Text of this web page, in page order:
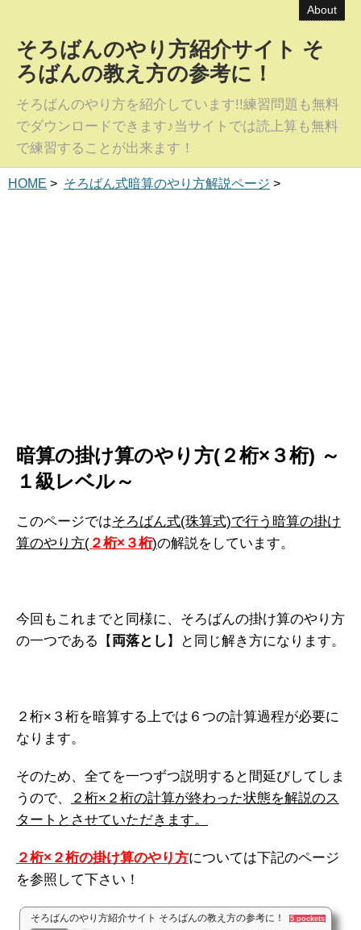
About
そろばんのやり方紹介サイト そ
ろばんの教え方の参考に！
そろばんのやり方を紹介しています!!練習問題も無料
でダウンロードできます♪当サイトでは読上算も無料
で練習することが出来ます！
HOME > そろばん式暗算のやり方解説ページ >
暗算の掛け算のやり方(２桁×３桁) ～
１級レベル～
このページではそろばん式(珠算式)で行う暗算の掛け
算のやり方( ２桁×３桁)の解説をしています。
今回もこれまでと同様に、そろばんの掛け算のやり方
の一つである【 両落とし 】と同じ解き方になります。
２桁×３桁を暗算する上では６つの計算過程が必要に
なります。
そのため、全てを一つずつ説明すると間延びしてしま
うので、
２桁×２桁の計算が終わった状態を解説のス
タートとさせていただきます。
２桁×２桁の掛け算のやり方については下記のページ
を参照して下さい！
そろばんのやり方紹介サイト そろばんの教え方の参考に！ 5 pockets